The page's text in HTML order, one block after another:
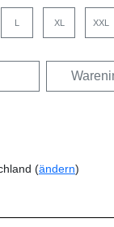
XL XXL
(ändern)